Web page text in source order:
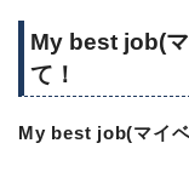
My best job(
て！
My best job(マイ